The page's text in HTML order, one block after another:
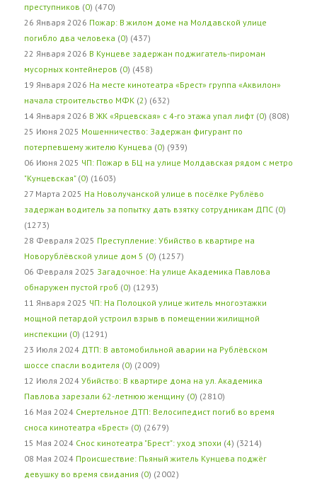
преступников (0) (470)
26 Января 2026 Пожар: В жилом доме на Молдавской улице
погибло два человека (0) (437)
22 Января 2026 В Кунцеве задержан поджигатель-пироман
мусорных контейнеров (0) (458)
19 Января 2026 На месте кинотеатра «Брест» группа «Аквилон»
начала строительство МФК (2) (632)
14 Января 2026 В ЖК «Ярцевская» с 4-го этажа упал лифт (0) (808)
25 Июня 2025 Мошенничество: Задержан фигурант по
потерпевшему жителю Кунцева (0) (939)
06 Июня 2025 ЧП: Пожар в БЦ на улице Молдавская рядом с метро
"Кунцевская" (0) (1603)
27 Марта 2025 На Новолучанской улице в посёлке Рублёво
задержан водитель за попытку дать взятку сотрудникам ДПС (0)
(1273)
28 Февраля 2025 Преступление: Убийство в квартире на
Новорублёвской улице дом 5 (0) (1257)
06 Февраля 2025 Загадочное: На улице Академика Павлова
обнаружен пустой гроб (0) (1293)
11 Января 2025 ЧП: На Полоцкой улице житель многоэтажки
мощной петардой устроил взрыв в помещении жилищной
инспекции (0) (1291)
23 Июля 2024 ДТП: В автомобильной аварии на Рублёвском
шоссе спасли водителя (0) (2009)
12 Июля 2024 Убийство: В квартире дома на ул. Академика
Павлова зарезали 62-летнюю женщину (0) (2810)
16 Мая 2024 Смертельное ДТП: Велосипедист погиб во время
сноса кинотеатра «Брест» (0) (2679)
15 Мая 2024 Снос кинотеатра "Брест": уход эпохи (4) (3214)
08 Мая 2024 Происшествие: Пьяный житель Кунцева поджёг
девушку во время свидания (0) (2002)